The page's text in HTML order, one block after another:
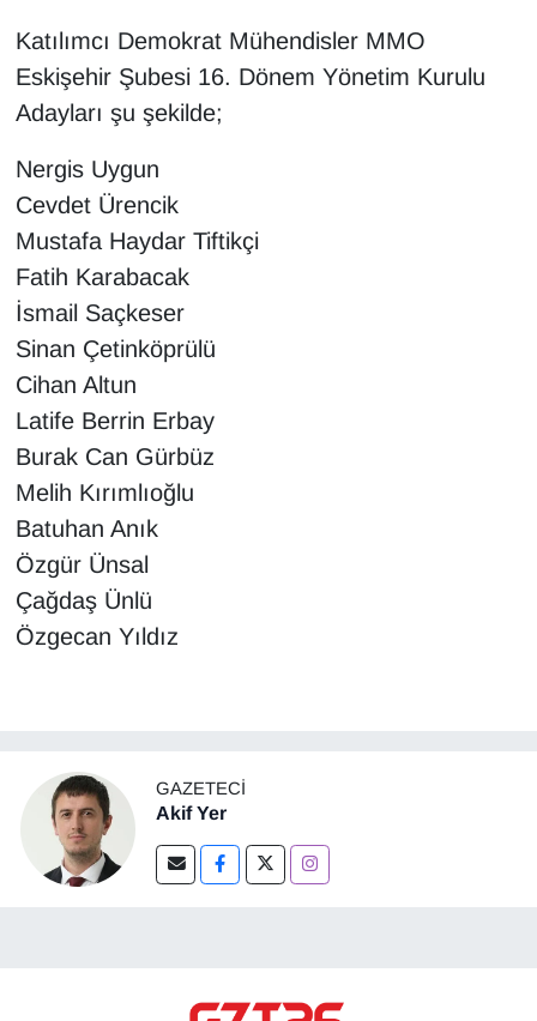
Katılımcı Demokrat Mühendisler MMO
Eskişehir Şubesi 16. Dönem Yönetim Kurulu
Adayları şu şekilde;
Nergis Uygun
Cevdet Ürencik
Mustafa Haydar Tiftikçi
Fatih Karabacak
İsmail Saçkeser
Sinan Çetinköprülü
Cihan Altun
Latife Berrin Erbay
Burak Can Gürbüz
Melih Kırımlıoğlu
Batuhan Anık
Özgür Ünsal
Çağdaş Ünlü
Özgecan Yıldız
GAZETECI
Akif Yer